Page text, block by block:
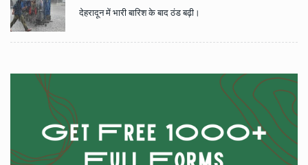
देहरादून में भारी बारिश के बाद ठंड बढ़ी।